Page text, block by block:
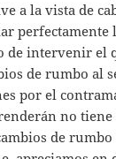
a la vista de
perfectamente
de intervenir el
de rumbo al
por el
no
de